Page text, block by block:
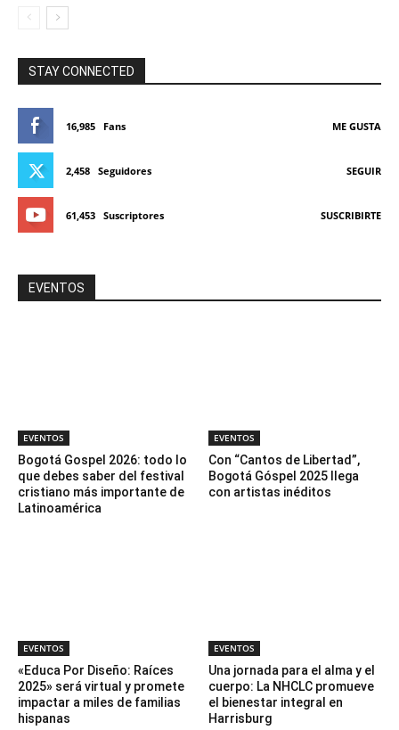
STAY CONNECTED
16,985 Fans ME GUSTA
2,458 Seguidores SEGUIR
61,453 Suscriptores SUSCRIBIRTE
EVENTOS
EVENTOS
Bogotá Gospel 2026: todo lo
que debes saber del festival
cristiano más importante de
Latinoamérica
EVENTOS
Con “Cantos de Libertad”,
Bogotá Góspel 2025 llega
con artistas inéditos
EVENTOS
«Educa Por Diseño: Raíces
2025» será virtual y promete
impactar a miles de familias
hispanas
EVENTOS
Una jornada para el alma y el
cuerpo: La NHCLC promueve
el bienestar integral en
Harrisburg